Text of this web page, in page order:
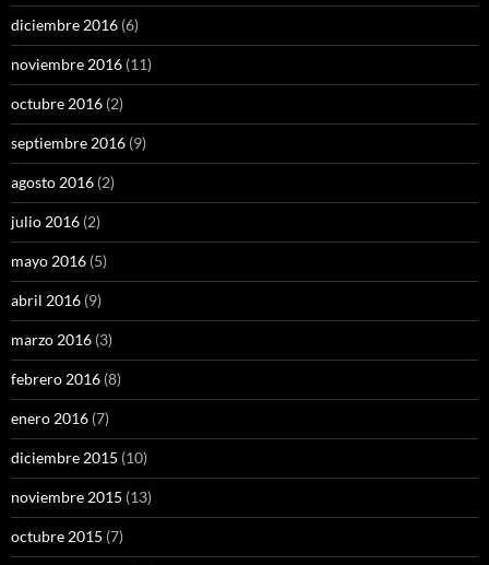
diciembre 2016 (6)
noviembre 2016 (11)
octubre 2016 (2)
septiembre 2016 (9)
agosto 2016 (2)
julio 2016 (2)
mayo 2016 (5)
abril 2016 (9)
marzo 2016 (3)
febrero 2016 (8)
enero 2016 (7)
diciembre 2015 (10)
noviembre 2015 (13)
octubre 2015 (7)